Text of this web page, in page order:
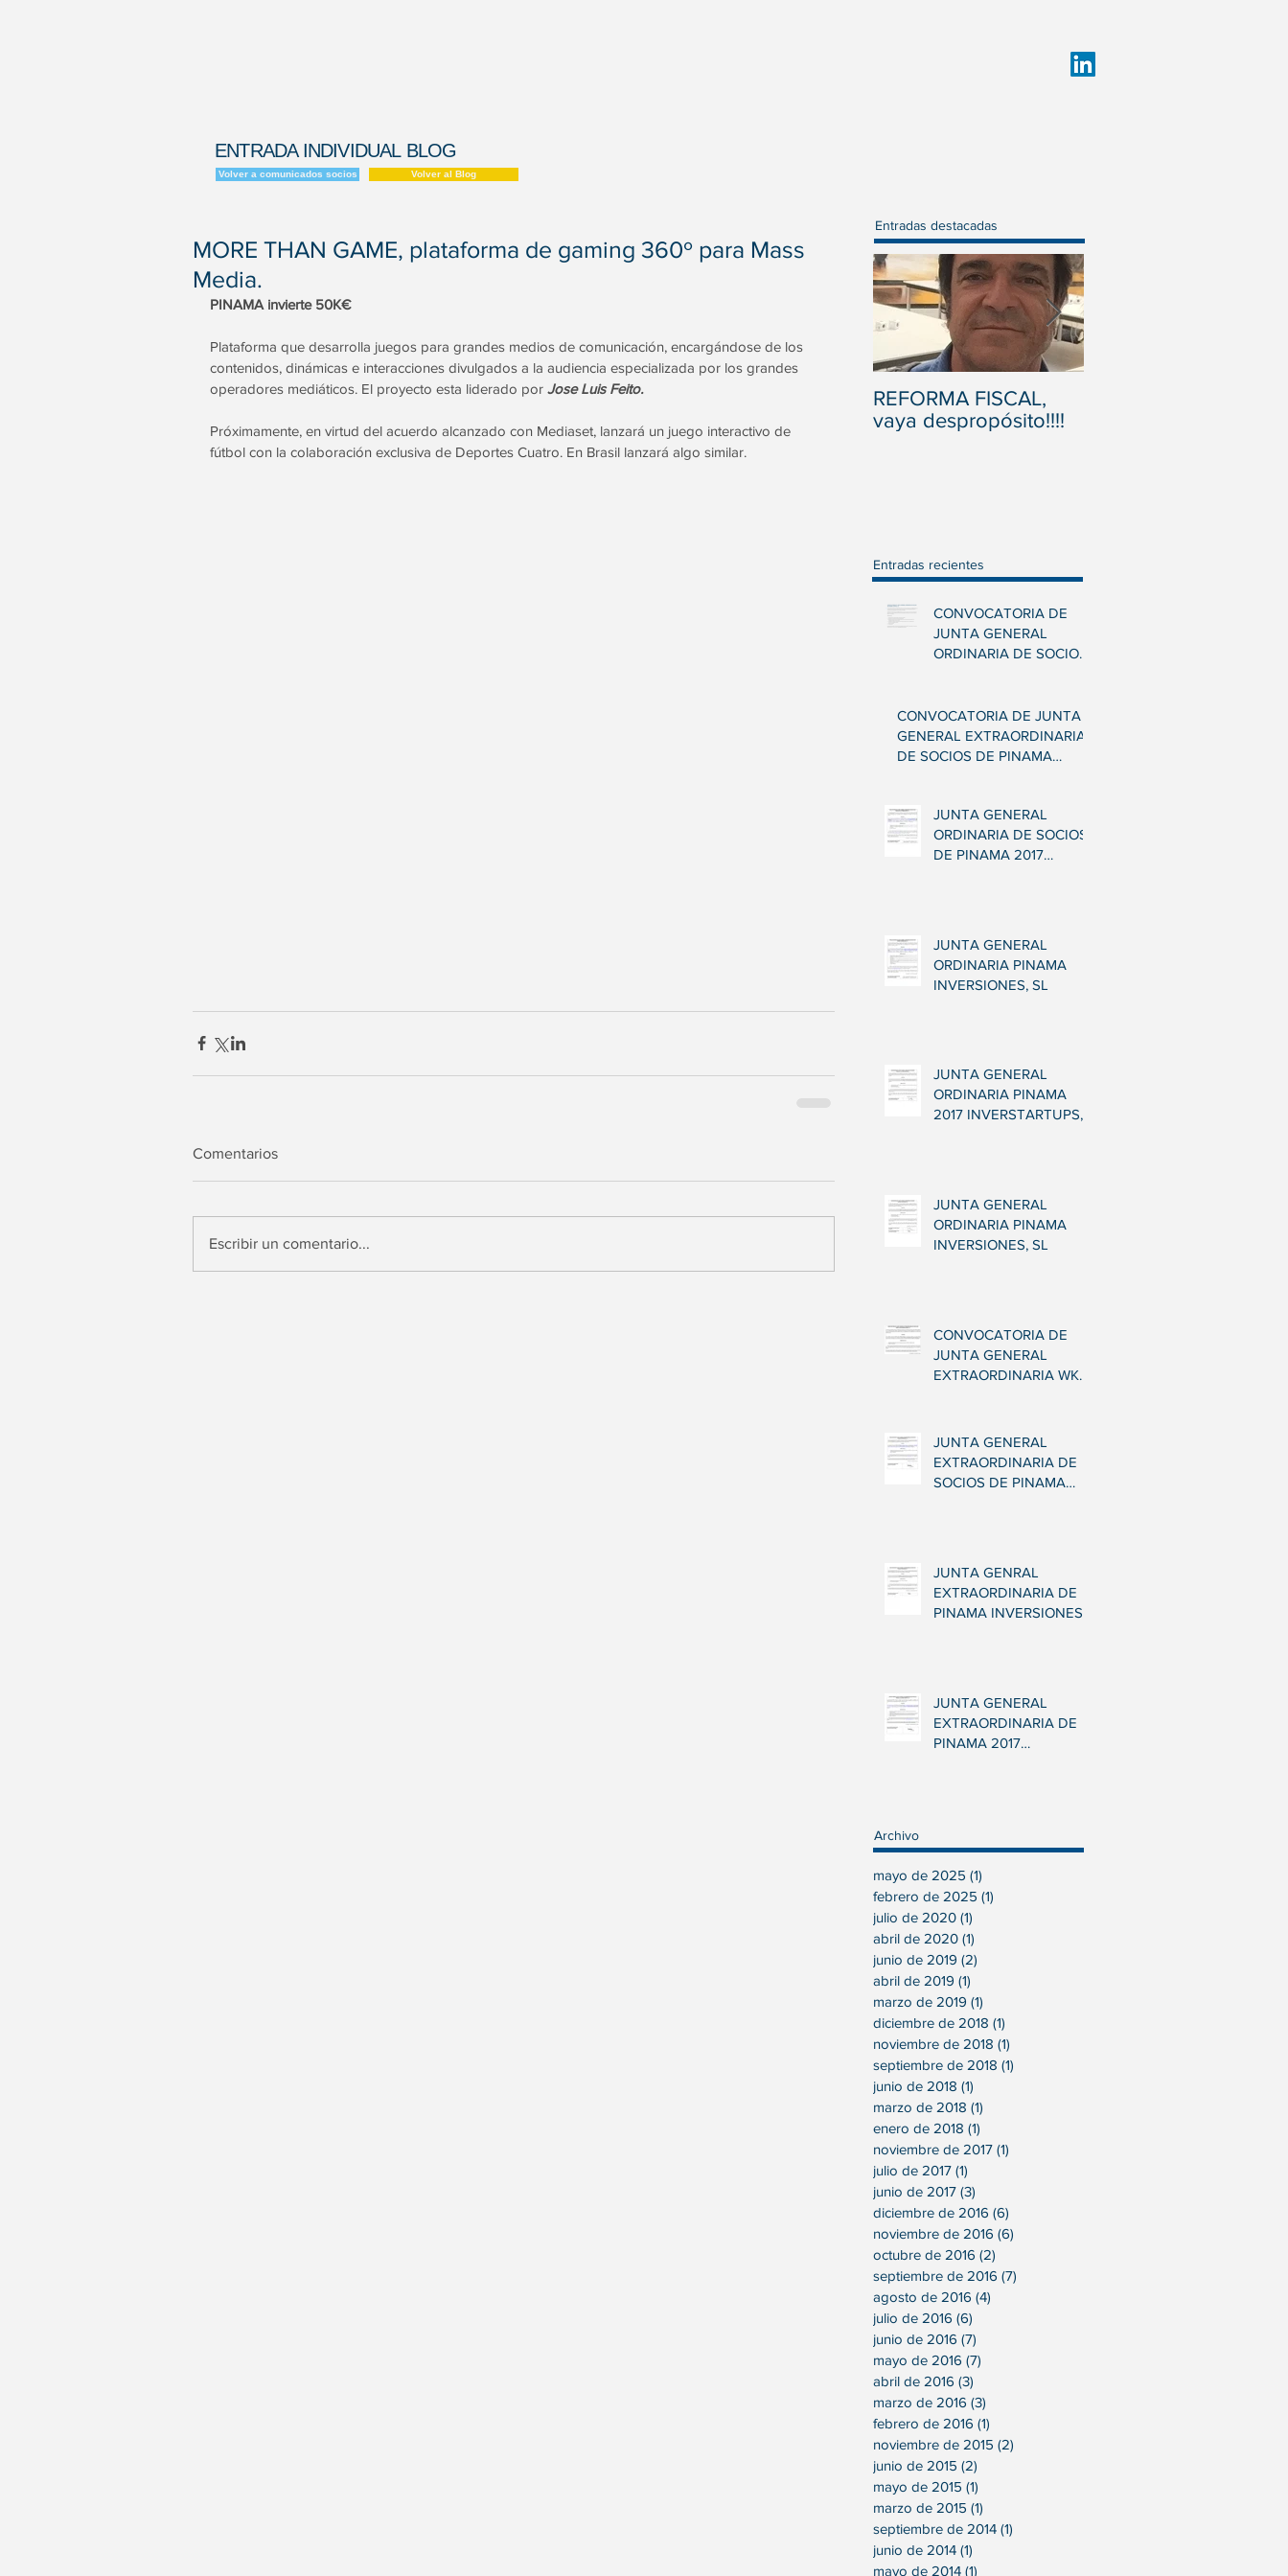
ENTRADA INDIVIDUAL BLOG
Volver a comunicados socios Volver al Blog
MORE THAN GAME, plataforma de gaming 360º para Mass
Media.
PINAMA invierte 50K€
Plataforma que desarrolla juegos para grandes medios de comunicación, encargándose de los
contenidos, dinámicas e interacciones divulgados a la audiencia especializada por los grandes
operadores mediáticos. El proyecto esta liderado por Jose Luis Feito.
Próximamente, en virtud del acuerdo alcanzado con Mediaset, lanzará un juego interactivo de
fútbol con la colaboración exclusiva de Deportes Cuatro. En Brasil lanzará algo similar.
Comentarios
Escribir un comentario...
Entradas destacadas
REFORMA FISCAL,
vaya despropósito!!!!
Entradas recientes
CONVOCATORIA DE
JUNTA GENERAL
ORDINARIA DE SOCIOS
CONVOCATORIA DE JUNTA
GENERAL EXTRAORDINARIA
DE SOCIOS DE PINAMA
JUNTA GENERAL
ORDINARIA DE SOCIOS
DE PINAMA 2017
JUNTA GENERAL
ORDINARIA PINAMA
INVERSIONES, SL
JUNTA GENERAL
ORDINARIA PINAMA
2017 INVERSTARTUPS,
JUNTA GENERAL
ORDINARIA PINAMA
INVERSIONES, SL
CONVOCATORIA DE
JUNTA GENERAL
EXTRAORDINARIA WKP
JUNTA GENERAL
EXTRAORDINARIA DE
SOCIOS DE PINAMA
JUNTA GENRAL
EXTRAORDINARIA DE
PINAMA INVERSIONES,
JUNTA GENERAL
EXTRAORDINARIA DE
PINAMA 2017
Archivo
mayo de 2025 (1)
febrero de 2025 (1)
julio de 2020 (1)
abril de 2020 (1)
junio de 2019 (2)
abril de 2019 (1)
marzo de 2019 (1)
diciembre de 2018 (1)
noviembre de 2018 (1)
septiembre de 2018 (1)
junio de 2018 (1)
marzo de 2018 (1)
enero de 2018 (1)
noviembre de 2017 (1)
julio de 2017 (1)
junio de 2017 (3)
diciembre de 2016 (6)
noviembre de 2016 (6)
octubre de 2016 (2)
septiembre de 2016 (7)
agosto de 2016 (4)
julio de 2016 (6)
junio de 2016 (7)
mayo de 2016 (7)
abril de 2016 (3)
marzo de 2016 (3)
febrero de 2016 (1)
noviembre de 2015 (2)
junio de 2015 (2)
mayo de 2015 (1)
marzo de 2015 (1)
septiembre de 2014 (1)
junio de 2014 (1)
mayo de 2014 (1)